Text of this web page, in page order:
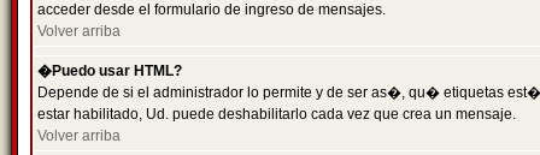
acceder desde el formulario de ingreso de mensajes.
Volver arriba
�Puedo usar HTML?
Depende de si el administrador lo permite y de ser as�, qu� etiquetas
estar habilitado, Ud. puede deshabilitarlo cada vez que crea un mensaje.
Volver arriba